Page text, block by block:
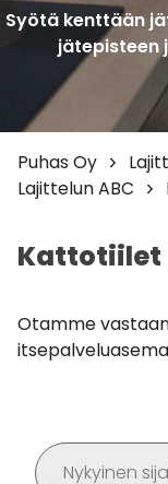
Syötä kenttään
jätepisteen
Puhas Oy
Lajittelun ABC
Kattotiilet
Otamme